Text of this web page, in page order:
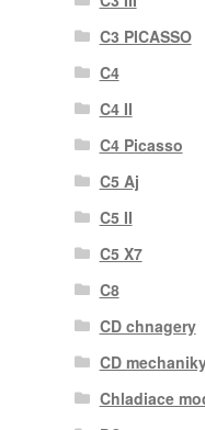
C3 PICASSO
C4
C4 II
C4 Picasso
C5 Aj
C5 II
C5 X7
C8
CD chnagery
CD
Chladiace